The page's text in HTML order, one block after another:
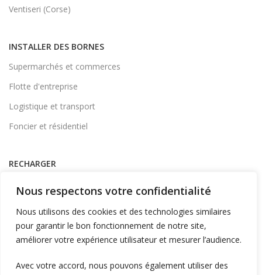
Nous respectons votre confidentialité
Nous utilisons des cookies et des technologies similaires
pour garantir le bon fonctionnement de notre site,
améliorer votre expérience utilisateur et mesurer l’audience.
Avec votre accord, nous pouvons également utiliser des
Ventiseri (Corse)
INSTALLER DES BORNES
Supermarchés et commerces
Flotte d'entreprise
Logistique et transport
Foncier et résidentiel
RECHARGER
A Domicile
Télécharger l'application